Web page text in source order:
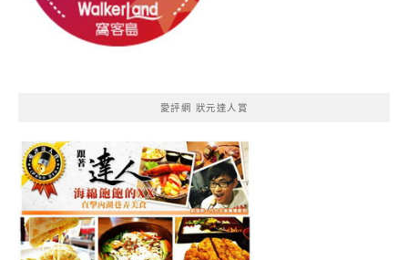
愛評網 狀元達人賞